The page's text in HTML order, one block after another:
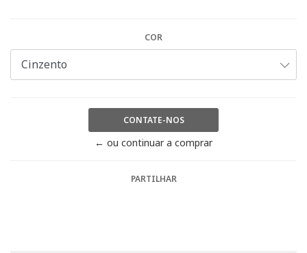
COR
CONTATE-NOS
← ou continuar a comprar
PARTILHAR